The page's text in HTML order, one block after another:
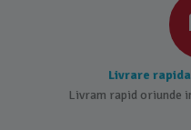
Livrare
Livram rapid oriunde